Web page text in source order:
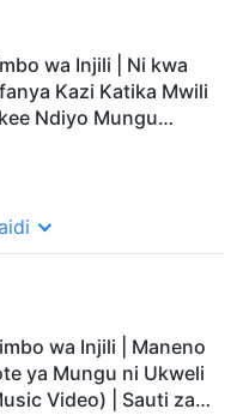
wa Injili | Ni kwa
Kazi Katika Mwili
Ndiyo Mungu
wa Injili | Maneno
ya Mungu ni Ukweli
Video) | Sauti za